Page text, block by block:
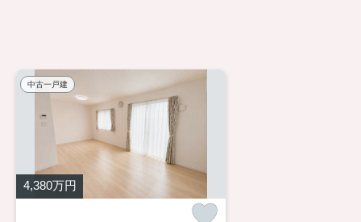
中古一戸建
4,380万円